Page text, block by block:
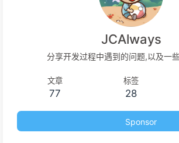
JCAlways
分享开发过程中遇到的问题,以及一
文章
77
标签
28
Sponsor